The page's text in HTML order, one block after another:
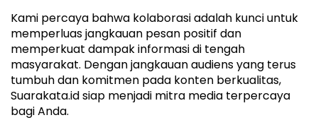
Kami percaya bahwa kolaborasi adalah kunci untuk
memperluas jangkauan pesan positif dan
memperkuat dampak informasi di tengah
masyarakat. Dengan jangkauan audiens yang terus
tumbuh dan komitmen pada konten berkualitas,
Suarakata.id siap menjadi mitra media terpercaya
bagi Anda.